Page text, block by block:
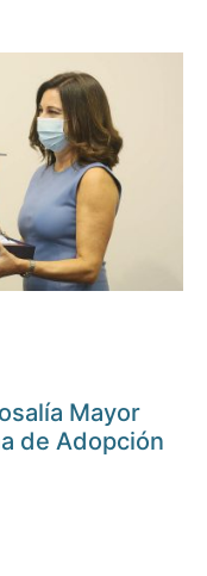
Mayor
de Adopción